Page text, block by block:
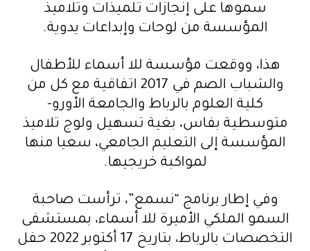
سموها على إنجازات تلميذات وتلاميذ
المؤسسة من لوحات وإبداعات يدوية.
هذا، ووقعت مؤسسة للا أسماء للأطفال
والشباب الصم في 2017 اتفاقية مع كل من
كلية العلوم بالرباط والجامعة الأورو-
متوسطية بفاس، بغية تسهيل ولوج تلاميذ
المؤسسة إلى التعليم الجامعي، سعيا منها
لمواكبة خريجيها.
وفي إطار برنامج “نسمع”، ترأست صاحبة
السمو الملكي الأميرة للا أسماء، بمستشفى
التخصصات بالرباط، بتاريخ 17 أكتوبر 2022 حفل